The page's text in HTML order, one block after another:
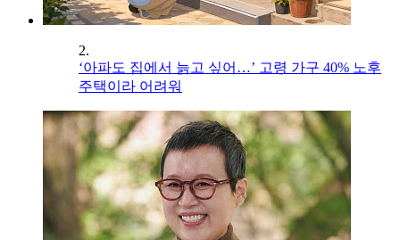
2.
‘아파도 집에서 늙고 싶어…’ 고령 가구 40% 노후
주택이라 어려워